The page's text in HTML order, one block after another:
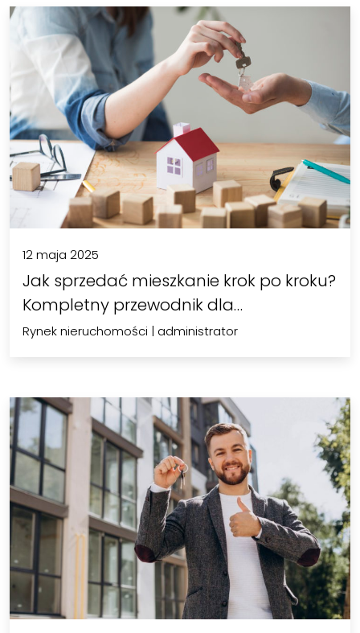
12 maja 2025
Jak sprzedać mieszkanie krok po kroku?
Kompletny przewodnik dla…
Rynek nieruchomości | administrator